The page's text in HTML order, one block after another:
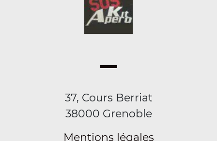
37, Cours Berriat
38000 Grenoble
Mentions légales